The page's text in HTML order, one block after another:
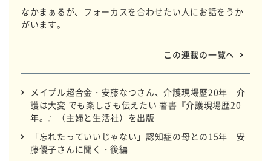
なかまぁるが、フォーカスを合わせたい人にお話をうか
がいます。
この連載の一覧へ
メイプル超合金・安藤なつさん、介護現場歴20年 介
護は大変 でも楽しさも伝えたい 著書『介護現場歴20
年。』（主婦と生活社）を出版
「忘れたっていいじゃない」認知症の母との15年 安
藤優子さんに聞く・後編